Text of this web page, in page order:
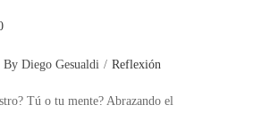
By Diego Gesualdi Reflexión
Tú o tu mente? Abrazando el